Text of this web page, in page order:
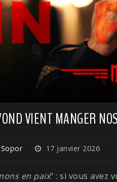
VIENT MANGER
17 janvier 2026
en paix" : si vous avez